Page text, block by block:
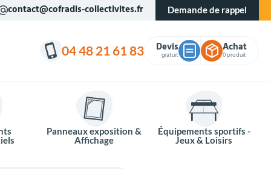
contact@cofradis-collectivites.fr Demande de rappel
04 48 21 61 83 Devis
gratuit
Achat
0 produit
Panneaux exposition &
Affichage
Équipements sportifs -
Jeux & Loisirs